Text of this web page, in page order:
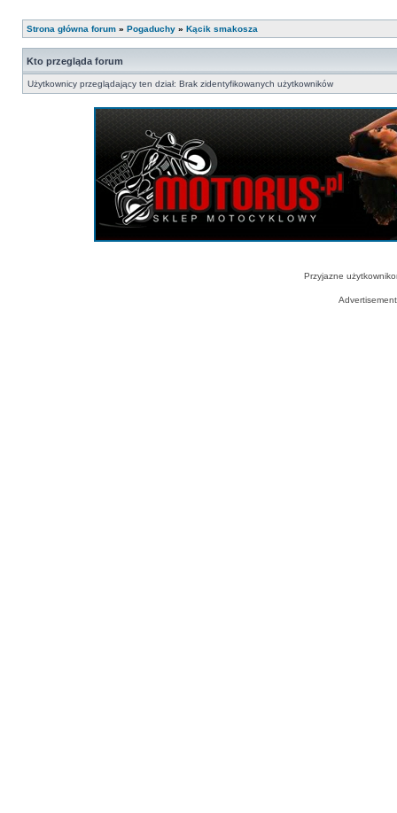
Strona główna forum » Pogaduchy » Kącik smakosza
Kto przegląda forum
Użytkownicy przeglądający ten dział: Brak zidentyfikowanych użytkowników
Przyjazne